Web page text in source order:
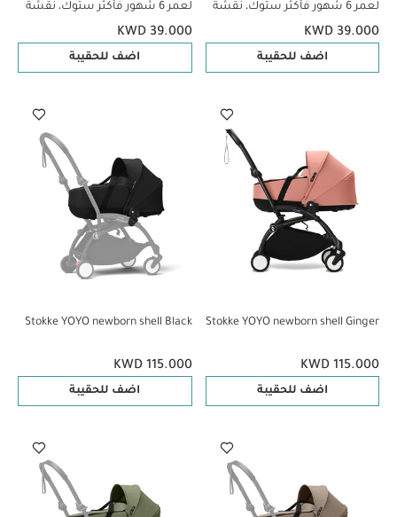
لعمر 6 شهور فأكثر ستوك، نقشة
جلد الفهد
KWD 39.000
اضف للحقيبة
لعمر 6 شهور فأكثر ستوك، نقشة
جلد حمار الوحش
KWD 39.000
اضف للحقيبة
Stokke YOYO newborn shell Ginger
KWD 115.000
اضف للحقيبة
Stokke YOYO newborn shell Black
KWD 115.000
اضف للحقيبة